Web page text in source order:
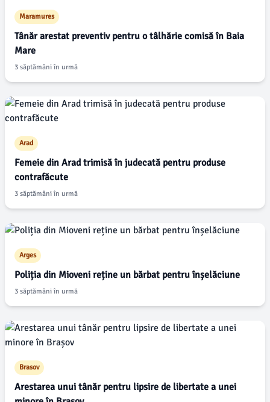
Maramures
Tânăr arestat preventiv pentru o tâlhărie comisă în Baia
Mare
3 săptămâni în urmă
Arad
Femeie din Arad trimisă în judecată pentru produse
contrafăcute
3 săptămâni în urmă
Arges
Poliția din Mioveni reține un bărbat pentru înșelăciune
3 săptămâni în urmă
Brasov
Arestarea unui tânăr pentru lipsire de libertate a unei